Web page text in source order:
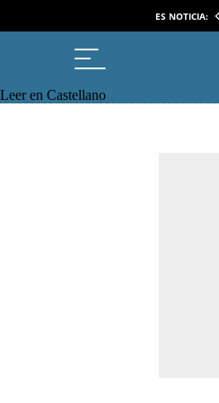
ES NOTICIA:
Leer en Castellano